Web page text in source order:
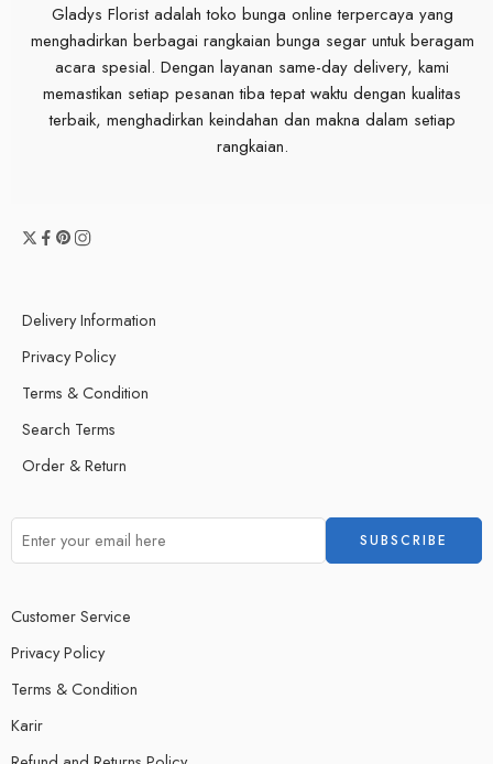
Gladys Florist adalah toko bunga online terpercaya yang
menghadirkan berbagai rangkaian bunga segar untuk beragam
acara spesial. Dengan layanan same-day delivery, kami
memastikan setiap pesanan tiba tepat waktu dengan kualitas
terbaik, menghadirkan keindahan dan makna dalam setiap
rangkaian.
Delivery Information
Privacy Policy
Terms & Condition
Search Terms
Order & Return
Customer Service
Privacy Policy
Terms & Condition
Karir